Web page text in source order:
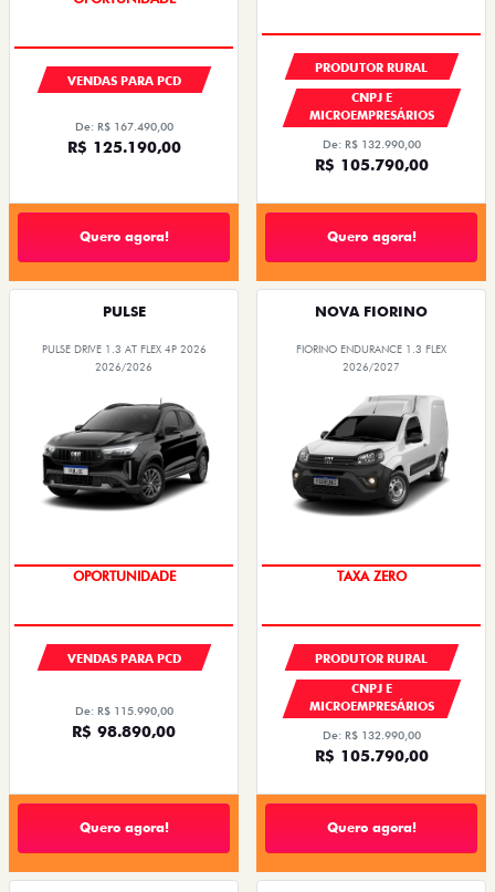
VENDAS PARA PCD
De: R$ 167.490,00
R$ 125.190,00
Quero agora!
PRODUTOR RURAL
CNPJ E
MICROEMPRESÁRIOS
De: R$ 132.990,00
R$ 105.790,00
Quero agora!
PULSE
PULSE DRIVE 1.3 AT FLEX 4P 2026
2026/2026
OPORTUNIDADE
VENDAS PARA PCD
De: R$ 115.990,00
R$ 98.890,00
Quero agora!
NOVA FIORINO
FIORINO ENDURANCE 1.3 FLEX
2026/2027
TAXA ZERO
PRODUTOR RURAL
CNPJ E
MICROEMPRESÁRIOS
De: R$ 132.990,00
R$ 105.790,00
Quero agora!